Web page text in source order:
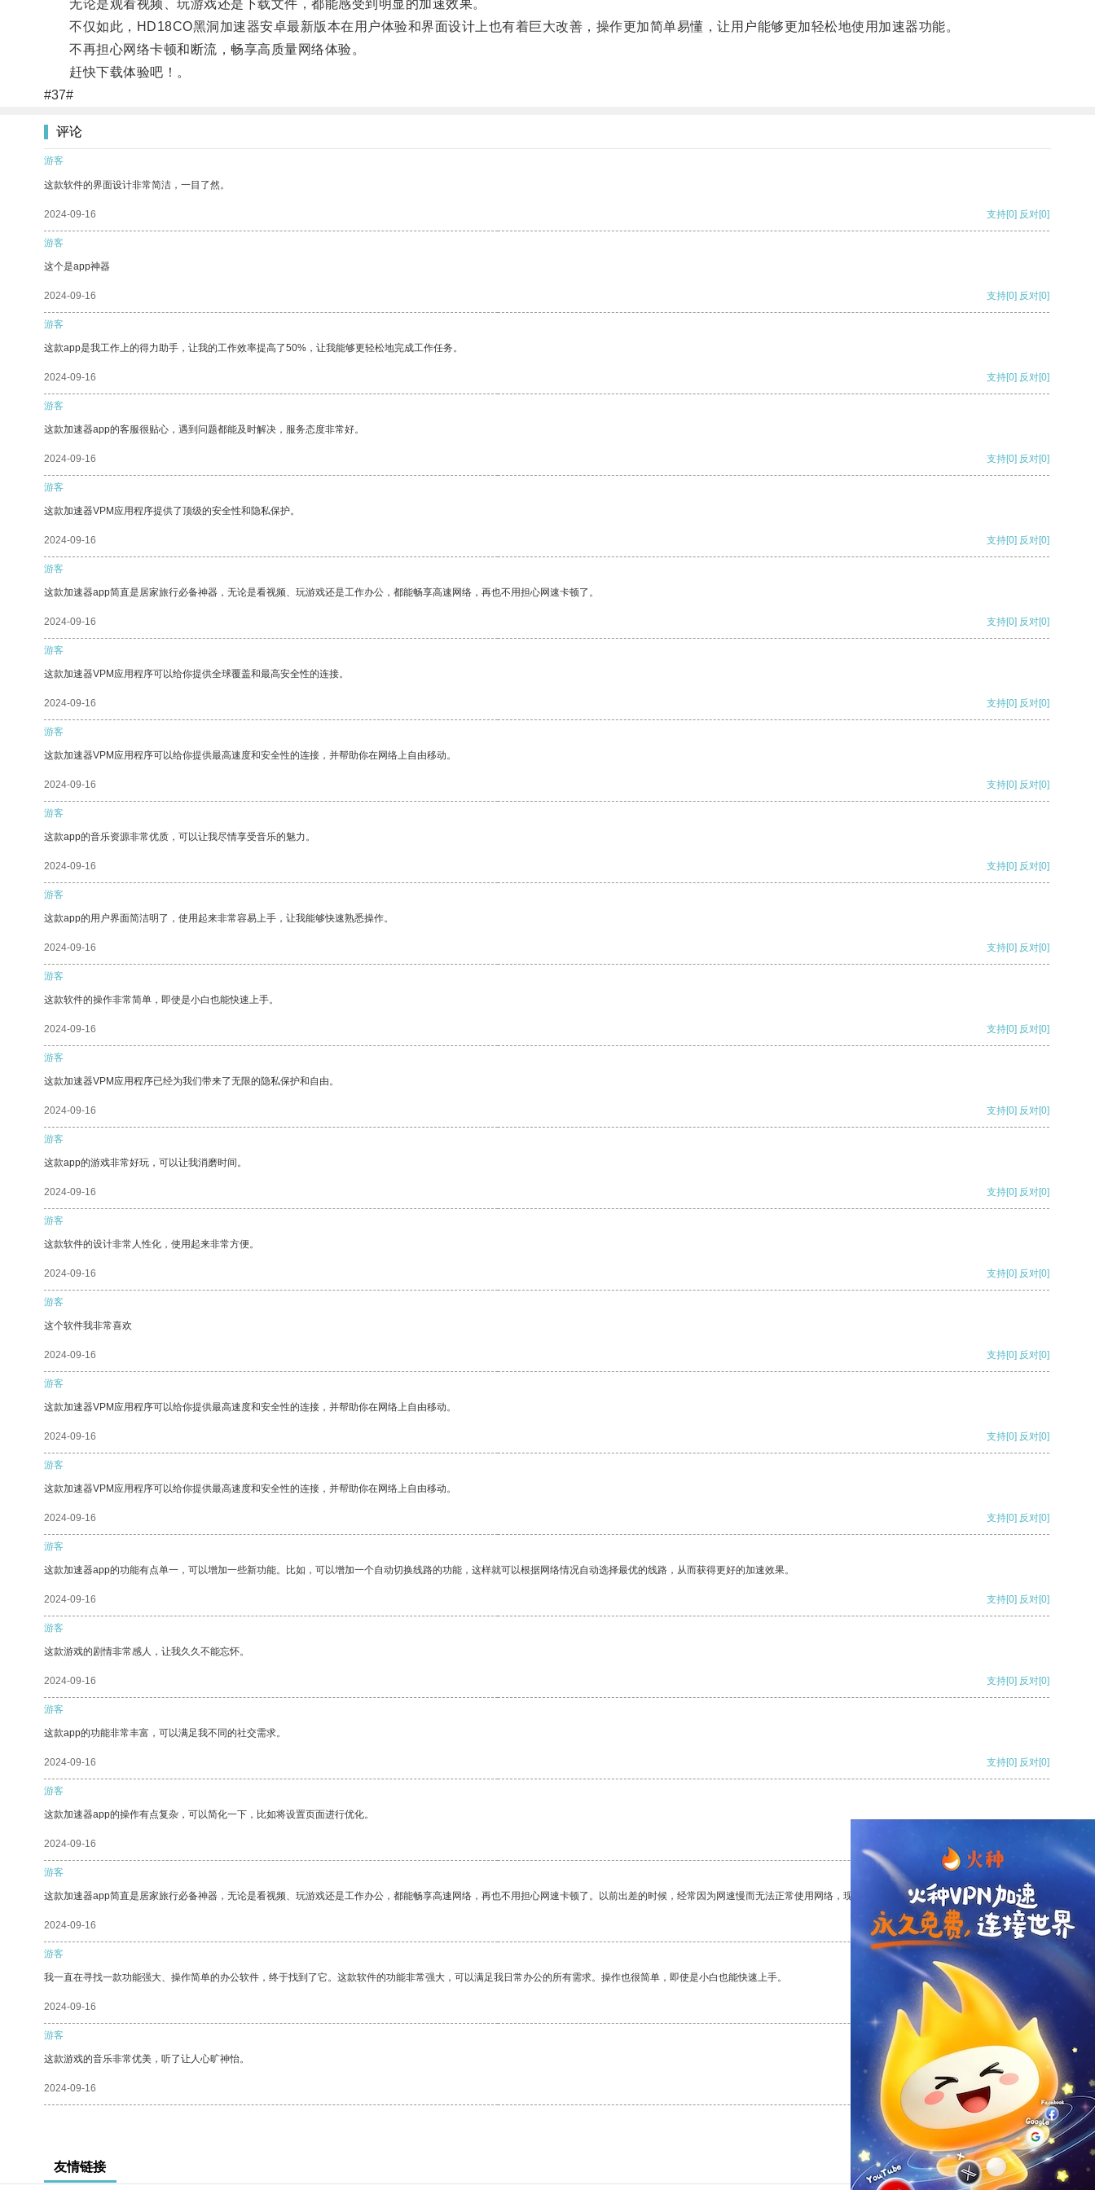
无论是观看视频、玩游戏还是下载文件，都能感受到明显的加速效果。
不仅如此，HD18CO黑洞加速器安卓最新版本在用户体验和界面设计上也有着巨大改善，操作更加简单易懂，让用户能够更加轻松地使用加速器功能。
不再担心网络卡顿和断流，畅享高质量网络体验。
赶快下载体验吧！。
#37#
评论
游客
这款软件的界面设计非常简洁，一目了然。
2024-09-16 支持[0] 反对[0]
游客
这个是app神器
2024-09-16 支持[0] 反对[0]
游客
这款app是我工作上的得力助手，让我的工作效率提高了50%，让我能够更轻松地完成工作任务。
2024-09-16 支持[0] 反对[0]
游客
这款加速器app的客服很贴心，遇到问题都能及时解决，服务态度非常好。
2024-09-16 支持[0] 反对[0]
游客
这款加速器VPM应用程序提供了顶级的安全性和隐私保护。
2024-09-16 支持[0] 反对[0]
游客
这款加速器app简直是居家旅行必备神器，无论是看视频、玩游戏还是工作办公，都能畅享高速网络，再也不用担心网速卡顿了。
2024-09-16 支持[0] 反对[0]
游客
这款加速器VPM应用程序可以给你提供全球覆盖和最高安全性的连接。
2024-09-16 支持[0] 反对[0]
游客
这款加速器VPM应用程序可以给你提供最高速度和安全性的连接，并帮助你在网络上自由移动。
2024-09-16 支持[0] 反对[0]
游客
这款app的音乐资源非常优质，可以让我尽情享受音乐的魅力。
2024-09-16 支持[0] 反对[0]
游客
这款app的用户界面简洁明了，使用起来非常容易上手，让我能够快速熟悉操作。
2024-09-16 支持[0] 反对[0]
游客
这款软件的操作非常简单，即使是小白也能快速上手。
2024-09-16 支持[0] 反对[0]
游客
这款加速器VPM应用程序已经为我们带来了无限的隐私保护和自由。
2024-09-16 支持[0] 反对[0]
游客
这款app的游戏非常好玩，可以让我消磨时间。
2024-09-16 支持[0] 反对[0]
游客
这款软件的设计非常人性化，使用起来非常方便。
2024-09-16 支持[0] 反对[0]
游客
这个软件我非常喜欢
2024-09-16 支持[0] 反对[0]
游客
这款加速器VPM应用程序可以给你提供最高速度和安全性的连接，并帮助你在网络上自由移动。
2024-09-16 支持[0] 反对[0]
游客
这款加速器VPM应用程序可以给你提供最高速度和安全性的连接，并帮助你在网络上自由移动。
2024-09-16 支持[0] 反对[0]
游客
这款加速器app的功能有点单一，可以增加一些新功能。比如，可以增加一个自动切换线路的功能，这样就可以根据网络情况自动选择最优的线路，从而获得更好的加速效果。
2024-09-16 支持[0] 反对[0]
游客
这款游戏的剧情非常感人，让我久久不能忘怀。
2024-09-16 支持[0] 反对[0]
游客
这款app的功能非常丰富，可以满足我不同的社交需求。
2024-09-16 支持[0] 反对[0]
游客
这款加速器app的操作有点复杂，可以简化一下，比如将设置页面进行优化。
2024-09-16
游客
这款加速器app简直是居家旅行必备神器，无论是看视频、玩游戏还是工作办公，都能畅享高速网络，再也不用担心网速卡顿了。以前出差的时候，经常因为网速慢而无法正常使用网络，现在有了这个app，我再也不用担心了。
2024-09-16 支持 [0] 反对[0]
游客
我一直在寻找一款功能强大、操作简单的办公软件，终于找到了它。这款软件的功能非常强大，可以满足我日常办公的所有需求。操作也很简单，即使是小白也能快速上手。
2024-09-16 支持[0] 反对
游客
这款游戏的音乐非常优美，听了让人心旷神怡。
2024-09-16 支持[0] 反对[0]
友情链接